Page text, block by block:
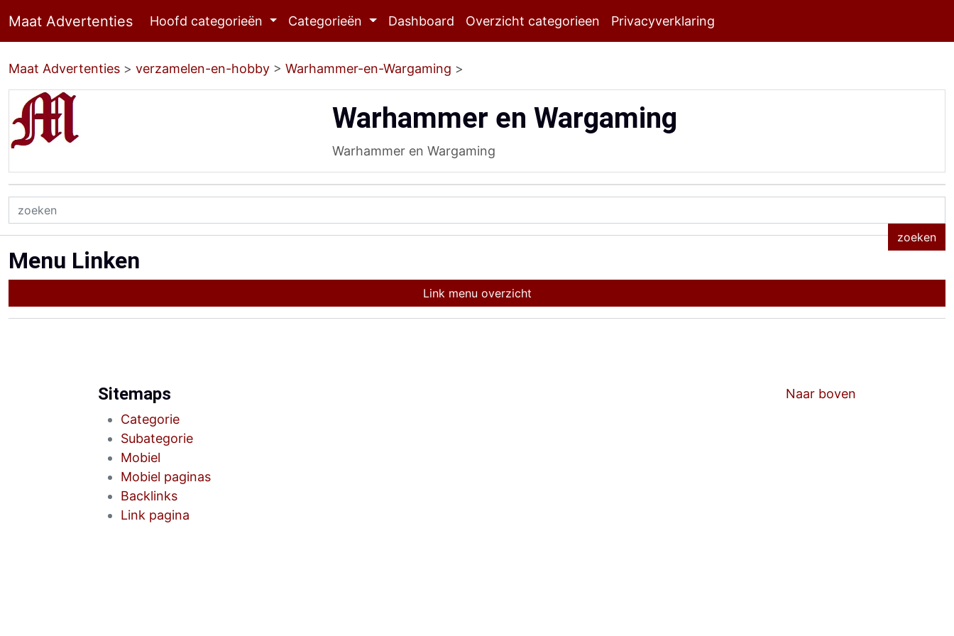
Maat Advertenties Hoofd categorieën Categorieën Dashboard Overzicht categorieen Privacyverklaring
Maat Advertenties > verzamelen-en-hobby > Warhammer-en-Wargaming >
Warhammer en Wargaming
Warhammer en Wargaming
Menu Linken
Link menu overzicht
Naar boven
Sitemaps
Categorie
Subategorie
Mobiel
Mobiel paginas
Backlinks
Link pagina